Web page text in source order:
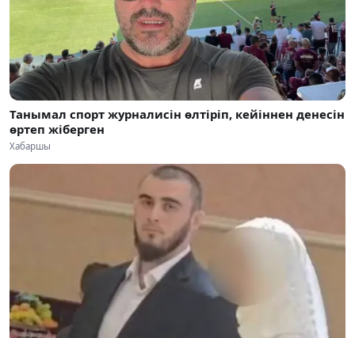
Танымал спорт журналисін өлтіріп, кейіннен денесін
өртеп жіберген
Хабаршы